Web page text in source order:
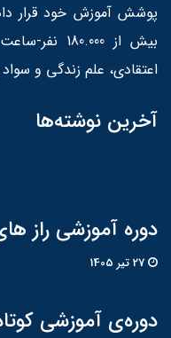
پوشش آموزش خود قرار
بیش از
اعتقادی، علم زندگی و سواد
آخرین نوشته‌ها
دوره آموزشی راز
دوره‌ی آموزشی